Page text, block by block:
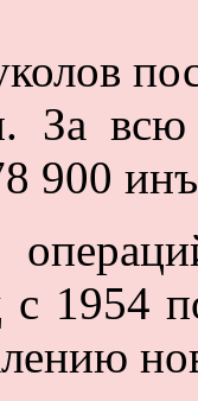
За
900
1954